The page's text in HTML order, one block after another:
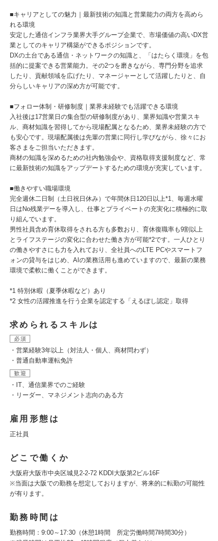
■キャリアとしての魅力｜最新技術の知識と営業能力の両方を高めら
れる環境
安定した通信インフラ業界大手グループ企業で、市場価値の高いDX営
業としてのキャリア構築ができるポジションです。
DXの土台である通信・ネットワークの知識と、「はたらく環境」を包
括的に提案できる営業能力。その2つを磨きながら、専門分野を追求
したり、貢献領域を広げたり、マネージャーとして活躍したりと、自
分らしいキャリアの深め方が可能です。
■フォロー体制・研修制度｜業界未経験でも活躍できる環境
入社後は17営業日の集合型の研修制度があり、業界知識や営業スキ
ル、商材知識を習得してから現場配属となるため、業界未経験の方で
も安心です。現場配属後は先輩の営業に同行し学びながら、徐々にお
客さまをご担当いただきます。
商材の知識を深めるための社内勉強会や、資格取得支援制度など、常
に最新技術の知識をアップデートするための環境が充実しています。
■働きやすい職場環境
完全週休二日制（土日祝日休み）で年間休日120日以上*1、毎週水曜
日はNo残業デーを導入し、仕事とプライベートの充実化に積極的に取
り組んでいます。
男性社員含め育休取得をされる方も多数おり、育休復職率も9割以上
とライフステージの変化に合わせた働き方が可能*2です。一人ひとり
の働きやすさにも力を入れており、全社員へのLTE PCやスマートフ
ォンの貸与をはじめ、AIの業務活用も進めていますので、最新の業務
環境で柔軟に働くことができます。
*1 特別休暇（夏季休暇など）あり
*2 女性の活躍推進を行う企業を認定する「えるぼし認定」取得
求められるスキルは
必須
・営業経験3年以上（対法人・個人、商材問わず）
・普通自動車運転免許
歓迎
・IT、通信業界でのご経験
・リーダー、マネジメント志向のある方
雇用形態は
正社員
どこで働くか
大阪府大阪市中央区城見2-2-72 KDDI大阪第2ビル16F
※当面は大阪での勤務を想定しておりますが、将来的に転勤の可能性
が有ります。
勤務時間は
勤務時間：9:00～17:30（休憩1時間 所定労働時間7時間30分）